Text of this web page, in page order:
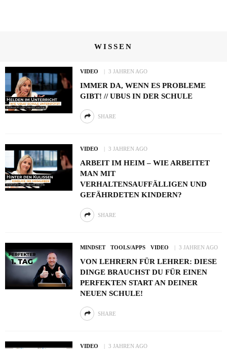
WISSEN
VIDEO 3 JAHREN AGO
IMMER DA, WENN ES PROBLEME
GIBT! // UBUS IN DER SCHULE
SHARE
VIDEO 3 JAHREN AGO
ARBEIT IM HEIM – WIE ARBEITET
MAN MIT
VERHALTENSAUFFÄLLIGEN UND
GEFÄHRDETEN KINDERN?
SHARE
MINDSET TOOLS/APPS VIDEO 3 JAHREN AGO
VON LEHRERN FÜR LEHRER: DIESE
DINGE BRAUCHST DU FÜR EINEN
PERFEKTEN START AN DEINER
NEUEN SCHULE!
SHARE
VIDEO 3 JAHREN AGO